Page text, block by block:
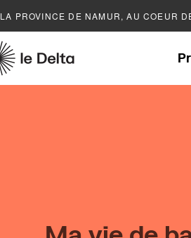
LA PROVINCE DE NAMUR, AU COEUR